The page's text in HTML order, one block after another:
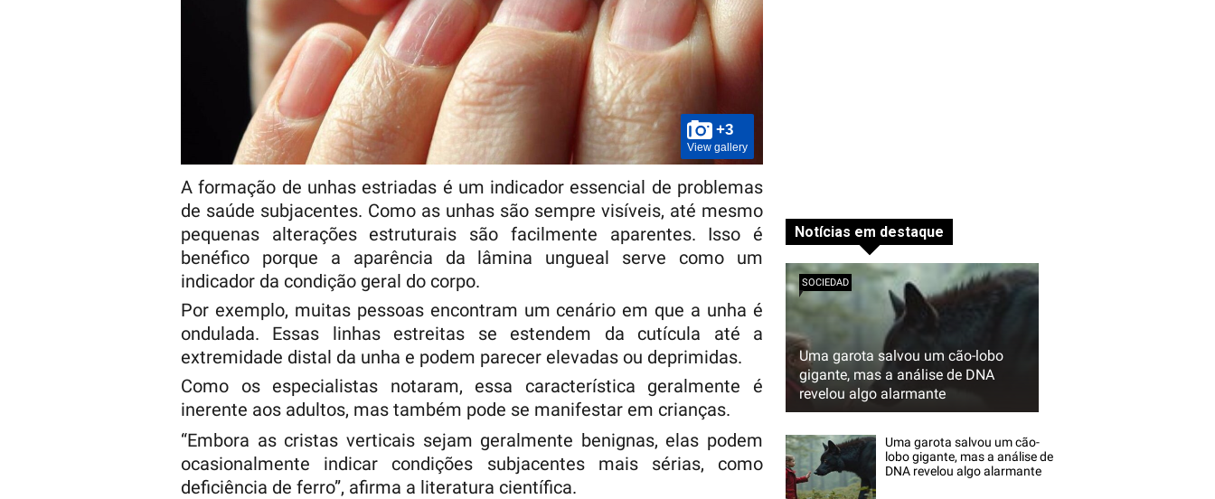
+3
View gallery
A formação de unhas estriadas é um indicador essencial de problemas
de saúde subjacentes. Como as unhas são sempre visíveis, até mesmo
pequenas alterações estruturais são facilmente aparentes. Isso é
benéfico porque a aparência da lâmina ungueal serve como um
indicador da condição geral do corpo.
Por exemplo, muitas pessoas encontram um cenário em que a unha é
ondulada. Essas linhas estreitas se estendem da cutícula até a
extremidade distal da unha e podem parecer elevadas ou deprimidas.
Como os especialistas notaram, essa característica geralmente é
inerente aos adultos, mas também pode se manifestar em crianças.
“Embora as cristas verticais sejam geralmente benignas, elas podem
ocasionalmente indicar condições subjacentes mais sérias, como
deficiência de ferro”, afirma a literatura científica.
Notícias em destaque
Uma garota salvou um cão-lobo
gigante, mas a análise de DNA
revelou algo alarmante
SOCIEDAD
Uma garota salvou um cão-
lobo gigante, mas a análise de
DNA revelou algo alarmante